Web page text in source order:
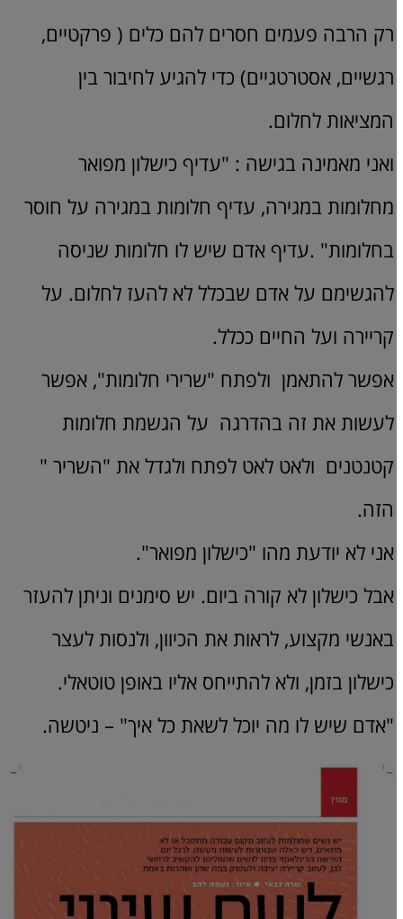
רק הרבה פעמים חסרים להם כלים ( פרקטיים,
רגשיים, אסטרטגיים) כדי להגיע לחיבור בין
המציאות לחלום.
ואני מאמינה בגישה : "עדיף כישלון מפואר
מחלומות במגירה, עדיף חלומות במגירה על חוסר
בחלומות" .עדיף אדם שיש לו חלומות שניסה
להגשימם על אדם שבכלל לא להעז לחלום. על
קריירה ועל החיים ככלל.
אפשר להתאמן ולפתח "שרירי חלומות", אפשר
לעשות את זה בהדרגה על הגשמת חלומות
קטנטנים ולאט לאט לפתח ולגדל את "השריר "
הזה.
אני לא יודעת מהו "כישלון מפואר".
אבל כישלון לא קורה ביום. יש סימנים וניתן להעזר
באנשי מקצוע, לראות את הכיוון, ולנסות לעצר
כישלון בזמן, ולא להתייחס אליו באופן טוטאלי.
"אדם שיש לו מה יוכל לשאת כל איך" – ניטשה.